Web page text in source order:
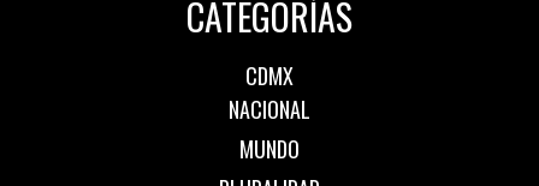
CATEGORÍAS
CDMX
NACIONAL
MUNDO